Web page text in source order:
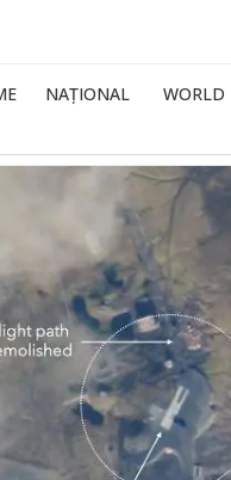
NAȚIONAL WORLD